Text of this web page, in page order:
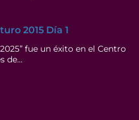
2015 Día 1
fue un éxito en el Centro
de…